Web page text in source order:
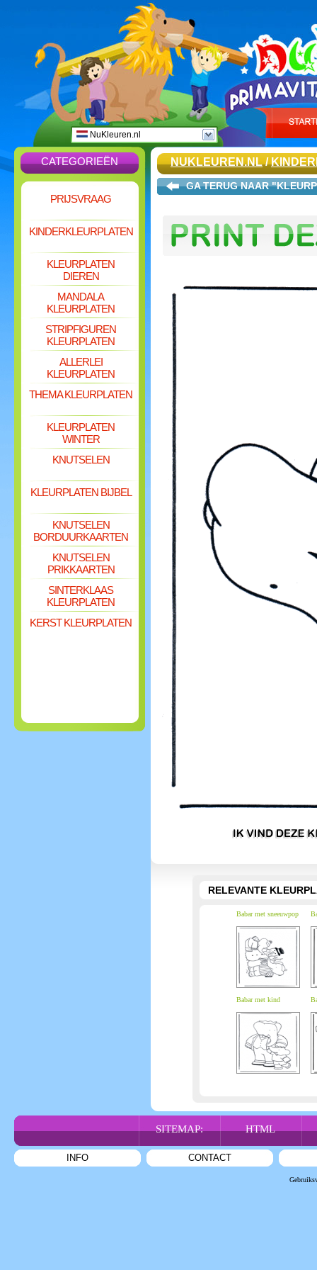
NuKleuren.nl
CATEGORIEËN
PRIJSVRAAG
KINDERKLEURPLATEN
KLEURPLATEN
DIEREN
MANDALA
KLEURPLATEN
STRIPFIGUREN
KLEURPLATEN
ALLERLEI
KLEURPLATEN
THEMA KLEURPLATEN
KLEURPLATEN
WINTER
KNUTSELEN
KLEURPLATEN BIJBEL
KNUTSELEN
BORDUURKAARTEN
KNUTSELEN
PRIKKAARTEN
SINTERKLAAS
KLEURPLATEN
KERST KLEURPLATEN
NUKLEUREN.NL/
GA TERUG NAAR
RELEVANTE
Babar met sneeuwpop
Babar met kind
SITEMAP: HTML
INFO CONTACT